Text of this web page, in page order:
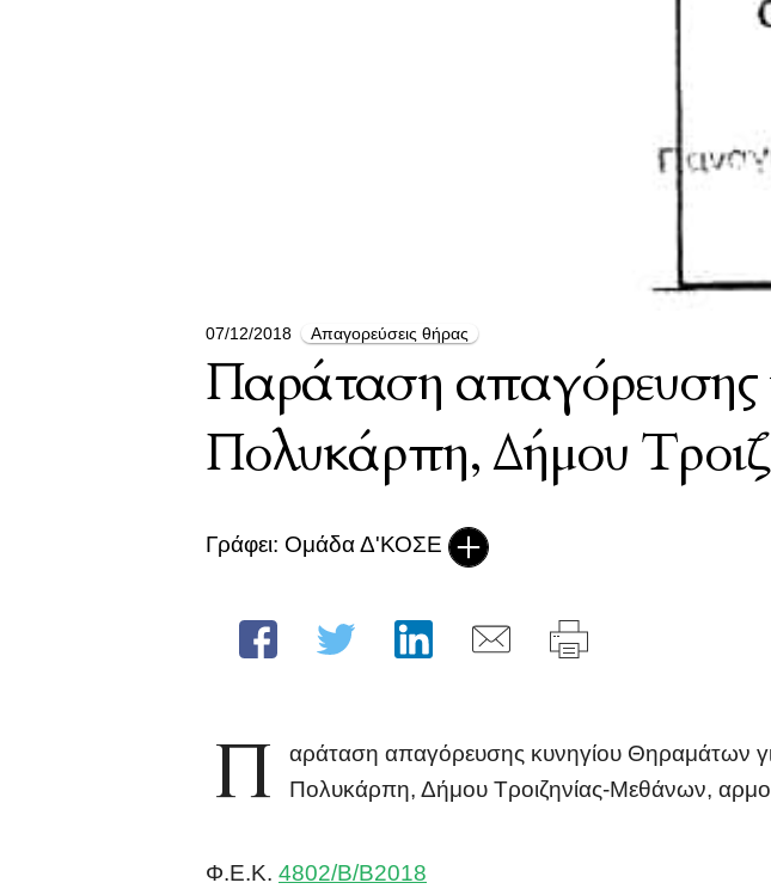
07/12/2018 Απαγορεύσεις θήρας
Παράταση απαγόρευσης
Πολυκάρπη, Δήμου
Γράφει: Ομάδα Δ'ΚΟΣΕ
Π αράταση απαγόρευσης κυνηγίου Θηραμάτων
Πολυκάρπη, Δήμου Τροιζηνίας-Μεθάνων,
Φ.Ε.Κ. 4802/Β/Β2018